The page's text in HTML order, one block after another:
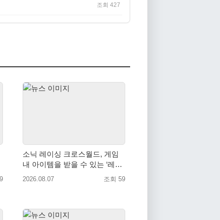
조회 427
소닉 레이싱 크로스월드, 게임
내 아이템을 받을 수 있는 ‘레전
드 대회 라운드 7’ 개최!
2026.08.07 조회 59